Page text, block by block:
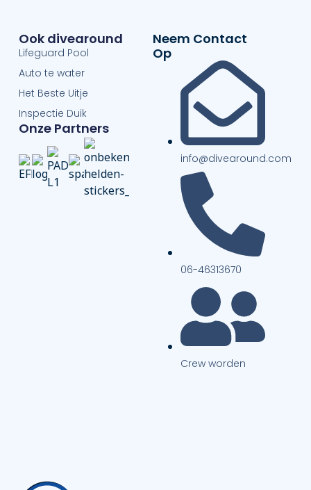
Ook divearound
Lifeguard Pool
Auto te water
Het Beste Uitje
Inspectie Duik
Onze Partners
Neem Contact
Op
info@divearound.com
06-46313670
Crew worden